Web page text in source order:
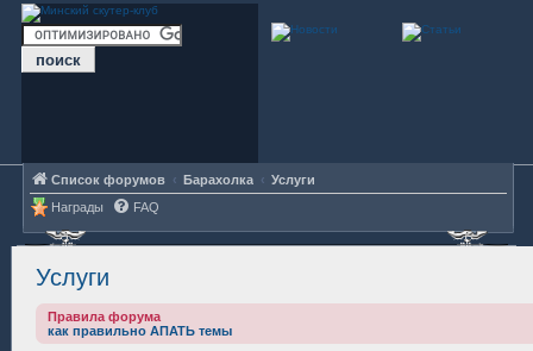
Список форумов Барахолка
Услуги
Награды
FAQ
Услуги
Правила форума
как правильно АПАТЬ темы